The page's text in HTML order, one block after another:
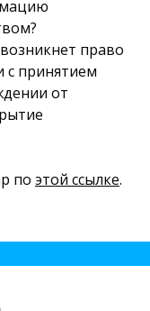
право
с принятием
от
по этой ссылке.